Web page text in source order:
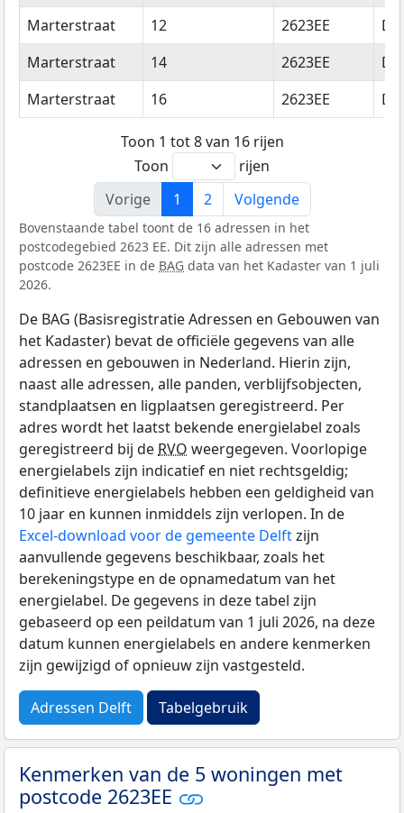
Marterstraat
12 2623EE
Marterstraat
14 2623EE
Marterstraat
16 2623EE
Toon 1 tot 8 van 16 rijen
Toon
rijen
Vorige
1 2 Volgende
Bovenstaande tabel toont de 16 adressen in het
postcodegebied 2623 EE. Dit zijn alle adressen met
postcode 2623EE in de BAG data van het Kadaster van 1 juli
2026.
De BAG (Basisregistratie Adressen en Gebouwen van
het Kadaster) bevat de officiële gegevens van alle
adressen en gebouwen in Nederland. Hierin zijn,
naast alle adressen, alle panden, verblijfsobjecten,
standplaatsen en ligplaatsen geregistreerd. Per
adres wordt het laatst bekende energielabel zoals
geregistreerd bij de RVO weergegeven. Voorlopige
energielabels zijn indicatief en niet rechtsgeldig;
definitieve energielabels hebben een geldigheid van
10 jaar en kunnen inmiddels zijn verlopen. In de
Excel-download voor de gemeente Delftzijn
aanvullende gegevens beschikbaar, zoals het
berekeningstype en de opnamedatum van het
energielabel. De gegevens in deze tabel zijn
gebaseerd op een peildatum van 1 juli 2026, na deze
datum kunnen energielabels en andere kenmerken
zijn gewijzigd of opnieuw zijn vastgesteld.
Adressen Delft Tabelgebruik
Kenmerken van de 5 woningen met
postcode 2623EE